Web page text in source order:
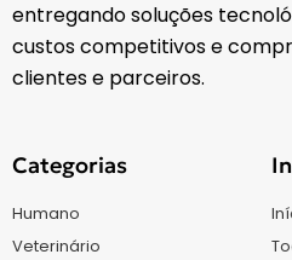
entregando soluções
custos competitivos e
clientes e parceiros.
Categorias
Humano
Veterinário